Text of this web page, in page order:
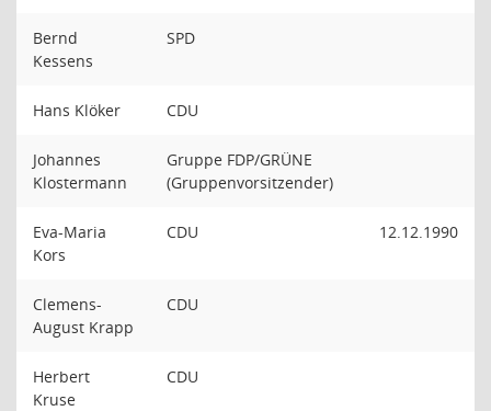
Bernd
Kessens
SPD
Hans Klöker CDU
Johannes
Klostermann
Gruppe FDP/GRÜNE
(Gruppenvorsitzender)
Eva-Maria
Kors
CDU 12.12.1990
Clemens-
August Krapp
CDU
Herbert
Kruse
CDU